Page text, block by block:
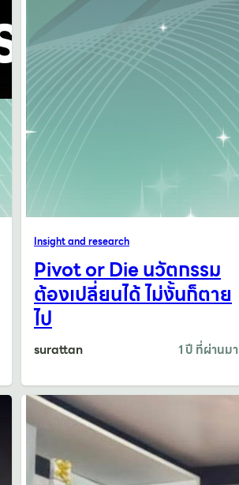
Insight and research
Pivot or Die นวัตกรรม
ต้องเปลี่ยนได้ ไม่งั้นก็ตาย
ไป
surattan 1 ปี ที่ผ่านมา